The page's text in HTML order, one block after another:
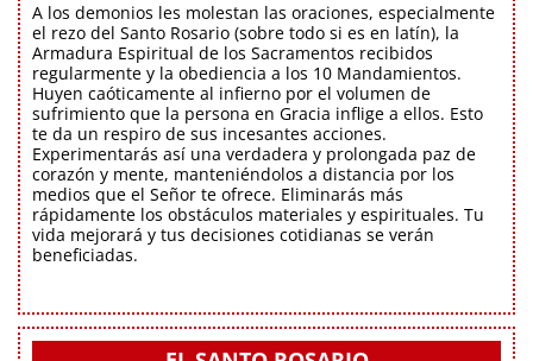
A los demonios les molestan las oraciones, especialmente
el rezo del Santo Rosario (sobre todo si es en latín), la
Armadura Espiritual de los Sacramentos recibidos
regularmente y la obediencia a los 10 Mandamientos.
Huyen caóticamente al infierno por el volumen de
sufrimiento que la persona en Gracia inflige a ellos. Esto
te da un respiro de sus incesantes acciones.
Experimentarás así una verdadera y prolongada paz de
corazón y mente, manteniéndolos a distancia por los
medios que el Señor te ofrece. Eliminarás más
rápidamente los obstáculos materiales y espirituales. Tu
vida mejorará y tus decisiones cotidianas se verán
beneficiadas.